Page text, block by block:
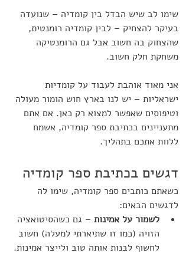
שימו לב שיש הבדל בין קומדיה – שנועדה
בעיקר להצחיק – לבין קומדיה רומנטית,
שהצחוק בה חשוב אבל גם הרומנטיקה
משחקת חלק חשוב.
אני מאוד אוהבת לעבוד על קומדיות
ישראליות – יש לנו בארץ חוש הומור מעולה
וטיפוסים שאפשר למצוא רק כאן. אם אתם
מתעניינים בכתיבת ספר קומדיה, אשמח
ללוות אתכם בתהליך.
דגשים בכתיבת ספר קומדיה
כשאתם כותבים ספר קומדיה, שימו לה
לדגשים הבאים:
לשמור על אמינות – גם כשהסיטואציה
הזויה (כמו זו שתיארתי למעלה) חשוב
לחשוף לבנות אותה טוב ולייצר אמינות.